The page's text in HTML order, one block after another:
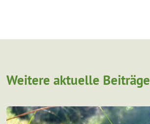
Weitere aktuelle Beiträge